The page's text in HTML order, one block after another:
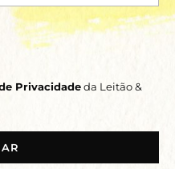
Privacidadeda Leitão &